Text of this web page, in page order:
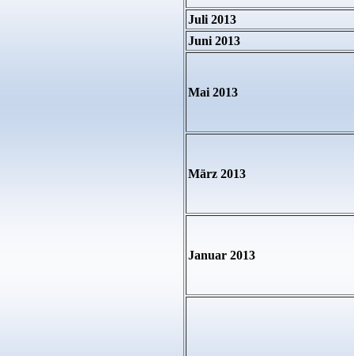
Juli 2013
Juni 2013
Mai 2013
März 2013
Januar 2013